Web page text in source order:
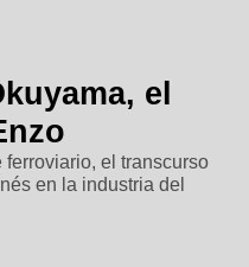
el
el transcurso
en la industria del